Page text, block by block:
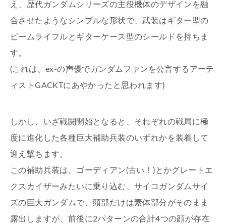
え、歴代ガンダムシリーズの主役機体のデザインを融
合させたようなシンプルな形状で、武装はギター型の
ビームライフルとギターケース型のシールドを持ちま
す。
(これは、ex-の声優でガンダムファンを公言するアーテ
ィストGACKTにあやかったと思われます)
しかし、いざ戦闘開始となると、それぞれの戦局に極
度に進化した各種巨大補助兵装のいずれかを装着して
迎え撃ちます。
この補助兵装は、ゴーディアン(古い！)とかグレートエ
クスカイザーみたいに乗り込む、サイコガンダムサイ
ズの巨大ガンダムで、頭部だけは素体部分がそのまま
露出しますが、前後に2パターンの合計4つの顔が存在